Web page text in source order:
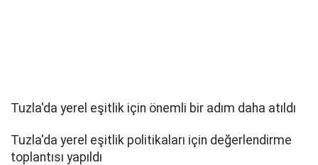
Tuzla'da yerel eşitlik için önemli bir adım daha atıldı
Tuzla'da yerel eşitlik politikaları için değerlendirme
toplantısı yapıldı